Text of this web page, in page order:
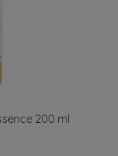
200 ml